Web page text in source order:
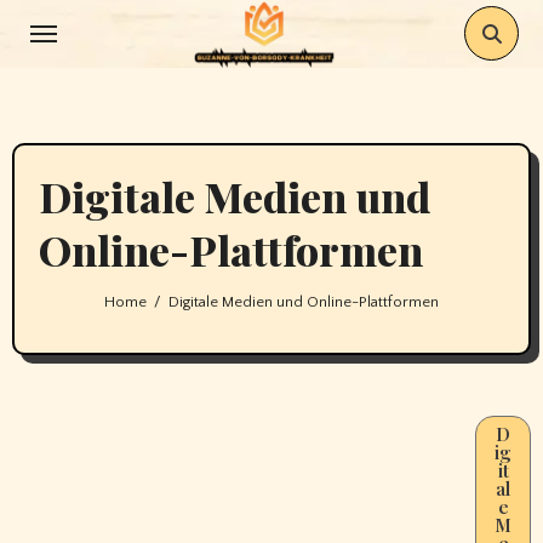
Digitale Medien und
Online-Plattformen
Home Digitale Medien und Online-Plattformen
D
ig
it
al
e
M